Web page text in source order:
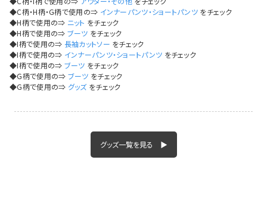
◆C柄・H柄・G柄で使用の⇒ インナーパンツ・ショートパンツ をチェック
◆H柄で使用の⇒ ニット をチェック
◆H柄で使用の⇒ ブーツ をチェック
◆I柄で使用の⇒ 長袖カットソー をチェック
◆I柄で使用の⇒ インナーパンツ・ショートパンツ をチェック
◆I柄で使用の⇒ ブーツ をチェック
◆G柄で使用の⇒ ブーツ をチェック
◆G柄で使用の⇒ グッズをチェック
グッズ一覧を見る ▶